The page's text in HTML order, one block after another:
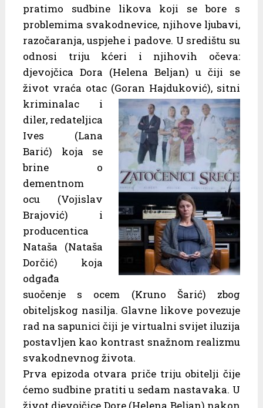
pratimo sudbine likova koji se bore s
problemima svakodnevice, njihove ljubavi,
razočaranja, uspjehe i padove. U središtu su
odnosi triju kćeri i njihovih očeva:
djevojčica Dora (Helena Beljan) u čiji se
život vraća otac (Goran Hajduković), sitni
kriminalac i
diler, redateljica
Ives (Lana
Barić) koja se
brine o
dementnom
ocu (Vojislav
Brajović) i
producentica
Nataša (Nataša
Dorčić) koja
odgađa
suočenje s ocem (Kruno Šarić) zbog
obiteljskog nasilja. Glavne likove povezuje
rad na sapunici čiji je virtualni svijet iluzija
postavljen kao kontrast snažnom realizmu
svakodnevnog života.
Prva epizoda otvara priče triju obitelji čije
ćemo sudbine pratiti u sedam nastavaka. U
život djevojčice Dore (Helena Beljan) nakon